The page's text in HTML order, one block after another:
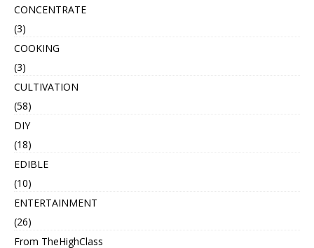
CONCENTRATE
(3)
COOKING
(3)
CULTIVATION
(58)
DIY
(18)
EDIBLE
(10)
ENTERTAINMENT
(26)
From TheHighClass